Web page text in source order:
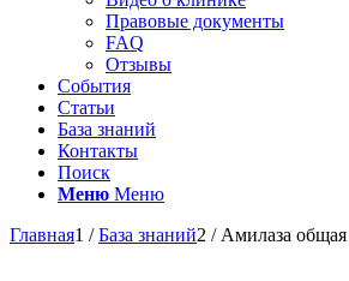
Правовые документы
FAQ
Отзывы
События
Статьи
База знаний
Контакты
Поиск
Меню Меню
Главная1 / База знаний2 / Амилаза